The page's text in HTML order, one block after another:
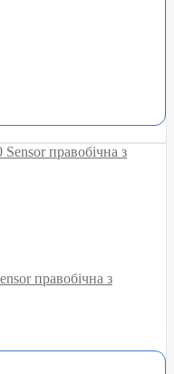
правобічна з